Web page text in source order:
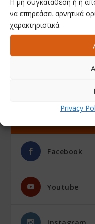
Η μη συγκατάθεση ή η
να επηρεάσει αρνητικά
χαρακτηριστικά.
Privacy
Facebook
Youtube